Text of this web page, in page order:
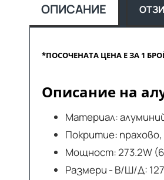
ОПИСАНИЕ
*ПОСОЧЕНАТА ЦЕНА Е ЗА 1
Описание на
Материал:
Покритие: прахово,
Мощност: 273.2W
Размери - В/Ш/Д: